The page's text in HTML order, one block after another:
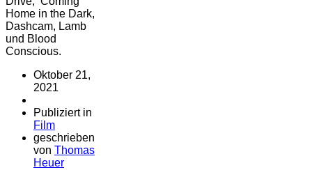
Home in the Dark,
Dashcam, Lamb
und Blood
Conscious.
Oktober 21,
2021
Publiziert in
Film
geschrieben
von Thomas
Heuer